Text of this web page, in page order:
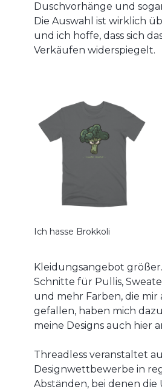
Duschvorhänge und
Die Auswahl ist wirklich
und ich hoffe, dass sich
Verkäufen widerspiegelt.
Ich hasse Brokkoli
Kleidungsangebot
Schnitte für Pullis,
und mehr Farben, die mir
gefallen, haben mich
meine Designs auch hier
Threadless veranstaltet
Designwettbewerbe in
Abständen, bei denen die